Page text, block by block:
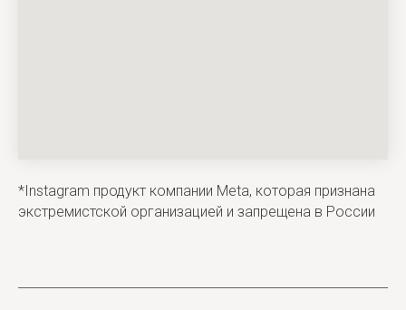
*Instagram продукт компании Meta, которая признана
экстремистской организацией и запрещена в России